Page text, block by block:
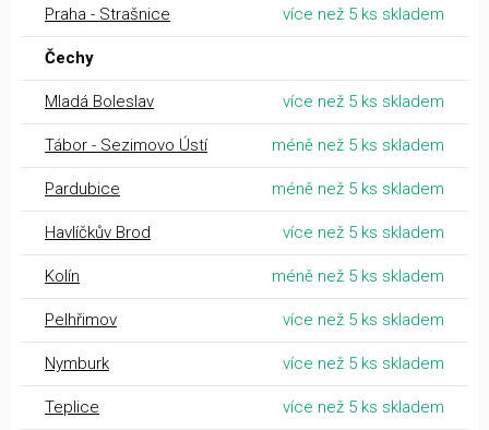
Praha - Strašnice více než 5 ks skladem
Čechy
Mladá Boleslav více než 5 ks skladem
Tábor - Sezimovo Ústí méně než 5 ks skladem
Pardubice méně než 5 ks skladem
Havlíčkův Brod více než 5 ks skladem
Kolín méně než 5 ks skladem
Pelhřimov více než 5 ks skladem
Nymburk více než 5 ks skladem
Teplice více než 5 ks skladem